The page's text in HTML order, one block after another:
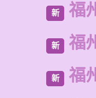
新 福
新 福
新 福